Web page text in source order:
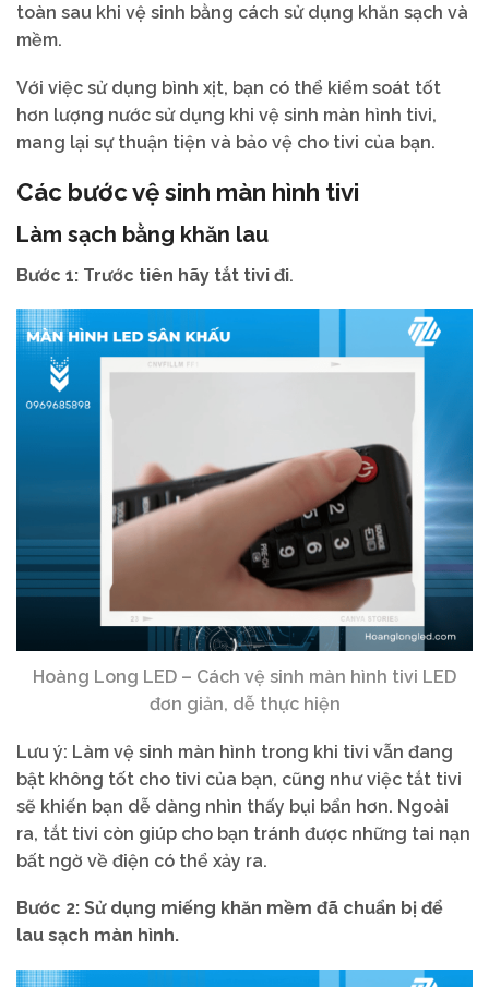
toàn sau khi vệ sinh bằng cách sử dụng khăn sạch và
mềm.
Với việc sử dụng bình xịt, bạn có thể kiểm soát tốt
hơn lượng nước sử dụng khi vệ sinh màn hình tivi,
mang lại sự thuận tiện và bảo vệ cho tivi của bạn.
Các bước vệ sinh màn hình tivi
Làm sạch bằng khăn lau
Bước 1: Trước tiên hãy tắt tivi đi. ​
Hoàng Long LED – Cách vệ sinh màn hình tivi LED
đơn giản, dễ thực hiện
Lưu ý: Làm vệ sinh màn hình trong khi tivi vẫn đang
bật không tốt cho tivi của bạn, cũng như việc tắt tivi
sẽ khiến bạn dễ dàng nhìn thấy bụi bẩn hơn. Ngoài
ra, tắt tivi còn giúp cho bạn tránh được những tai nạn
bất ngờ về điện có thể xảy ra.
Bước 2: Sử dụng miếng khăn mềm đã chuẩn bị để
lau sạch màn hình.